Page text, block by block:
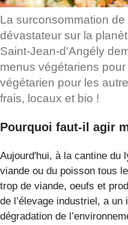
La surconsommation
dévastateur sur la
Saint-Jean-d'Angély
menus végétariens
végétarien pour les
frais, locaux et bio !
Pourquoi faut-il agir
Aujourd'hui, à la cantine du
viande ou du poisson tous
trop de viande, oeufs et
de l’élevage industriel, a
dégradation de